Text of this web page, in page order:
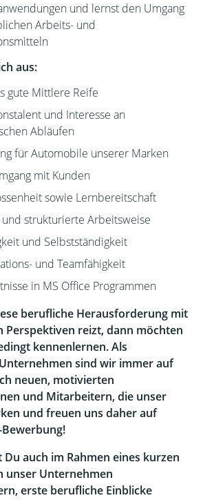
und lernst den Umgang
Arbeits- und
aus:
gute Mittlere Reife
und Interesse an
Abläufen
für Automobile unserer Marken
mit Kunden
sowie Lernbereitschaft
und strukturierte Arbeitsweise
und Selbstständigkeit
und Teamfähigkeit
in MS Office Programmen
berufliche Herausforderung mit
Perspektiven reizt, dann möchten
kennenlernen. Als
sind wir immer auf
neuen, motivierten
und Mitarbeitern, die unser
und freuen uns daher auf
Du auch im Rahmen eines kurzen
unser Unternehmen
erste berufliche Einblicke